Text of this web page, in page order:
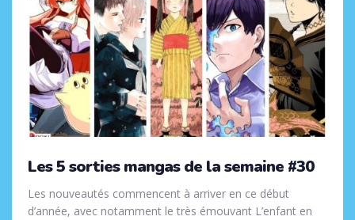
Les 5 sorties mangas de la semaine #30
Les nouveautés commencent à arriver en ce début
d’année, avec notamment le très émouvant L’enfant en